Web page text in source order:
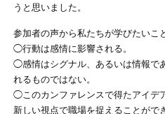
うと思いました。
参加者の声から私たちが学びたいこ
◯行動は感情に影響される。
◯感情はシグナル、あるいは情報で
れるものではない。
◯このカンファレンスで得たアイデ
新しい視点で職場を捉えることがで